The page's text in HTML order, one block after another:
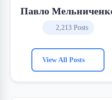
Павло
2,213 Posts
View All Posts